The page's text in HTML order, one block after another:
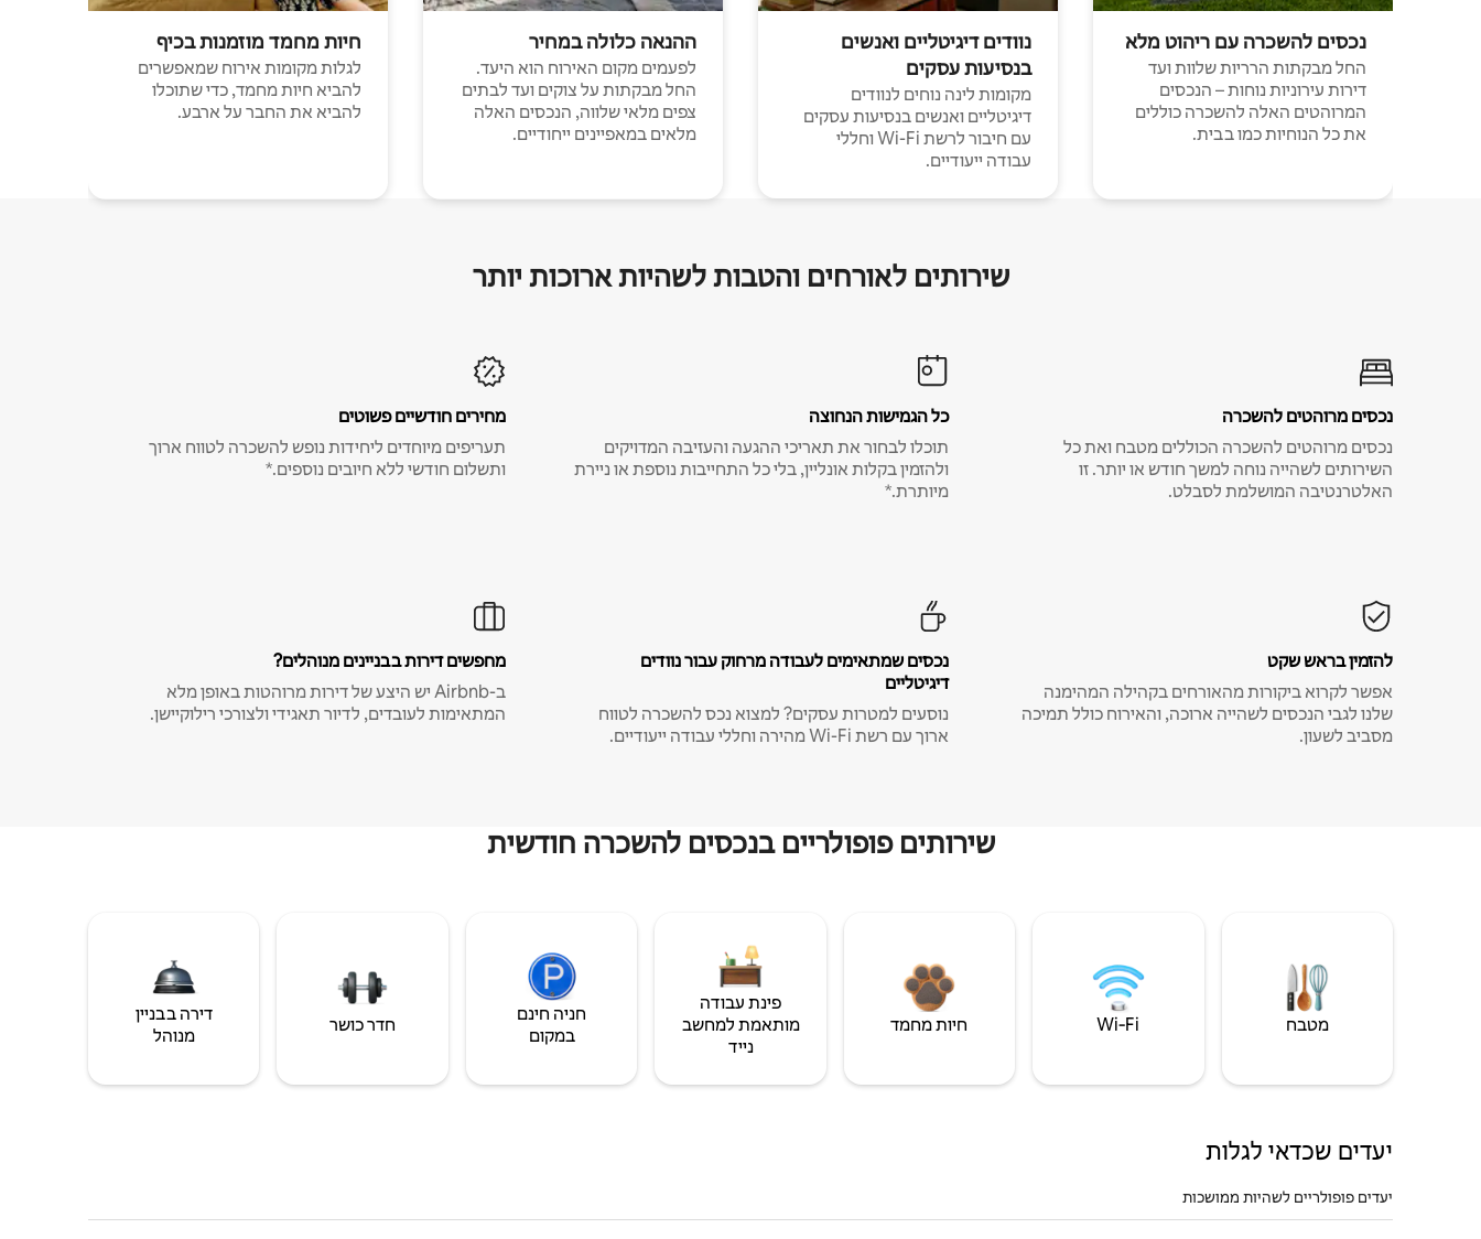
נכסים להשכרה עם ריהוט מלא
החל מבקתות הרריות שלוות ועד
דירות עירוניות נוחות – הנכסים
המרוהטים האלה להשכרה כוללים
את כל הנוחיות כמו בבית.
נוודים דיגיטליים ואנשים
בנסיעות עסקים
מקומות לינה נוחים לנוודים
דיגיטליים ואנשים בנסיעות עסקים
עם חיבור לרשת Wi-Fi וחללי
עבודה ייעודיים.
ההנאה כלולה במחיר
לפעמים מקום האירוח הוא היעד.
החל מבקתות על צוקים ועד לבתים
צפים מלאי שלווה, הנכסים האלה
מלאים במאפיינים ייחודיים.
חיות מחמד מוזמנות בכיף
לגלות מקומות אירוח שמאפשרים
להביא חיות מחמד, כדי שתוכלו
להביא את החבר על ארבע.
שירותים לאורחים והטבות לשהיות ארוכות יותר
נכסים מרוהטים להשכרה
נכסים מרוהטים להשכרה הכוללים מטבח ואת כל
השירותים לשהייה נוחה למשך חודש או יותר. זו
האלטרנטיבה המושלמת לסבלט.
כל הגמישות הנחוצה
תוכלו לבחור את תאריכי ההגעה והעזיבה המדויקים
ולהזמין בקלות אונליין, בלי כל התחייבות נוספת או ניירת
מיותרת.*
מחירים חודשיים פשוטים
תעריפים מיוחדים ליחידות נופש להשכרה לטווח ארוך
ותשלום חודשי ללא חיובים נוספים.*
להזמין בראש שקט
אפשר לקרוא ביקורות מהאורחים בקהילה המהימנה
שלנו לגבי הנכסים לשהייה ארוכה, והאירוח כולל תמיכה
מסביב לשעון.
נכסים שמתאימים לעבודה מרחוק עבור נוודים
דיגיטליים
נוסעים למטרות עסקים? למצוא נכס להשכרה לטווח
ארוך עם רשת Wi-Fi מהירה וחללי עבודה ייעודיים.
מחפשים דירות בבניינים מנוהלים?
ב-Airbnb יש היצע של דירות מרוהטות באופן מלא
המתאימות לעובדים, לדיור תאגידי ולצורכי רילוקיישן.
שירותים פופולריים בנכסים להשכרה חודשית
מטבח Wi‑Fi חיות מחמד
פינת עבודה
מותאמת למחשב
נייד
חניה חינם
במקום
חדר כושר
דירה בבניין
מנוהל
יעדים שכדאי לגלות
יעדים פופולריים לשהיות ממושכות